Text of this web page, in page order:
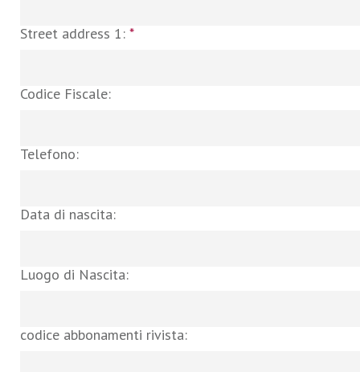
Street address 1: *
Codice Fiscale:
Telefono:
Data di nascita:
Luogo di Nascita:
codice abbonamenti rivista: